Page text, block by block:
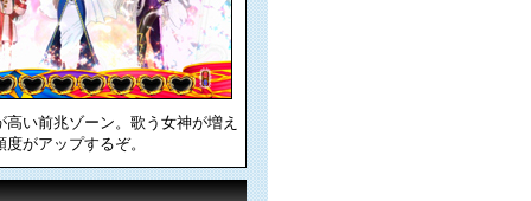
高い前兆ゾーン。歌う女神が増え
がアップするぞ。